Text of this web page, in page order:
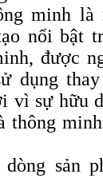
minh là
nổi bật
được
dụng
vì sự hữu
thông
sản